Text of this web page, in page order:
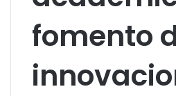
fomento